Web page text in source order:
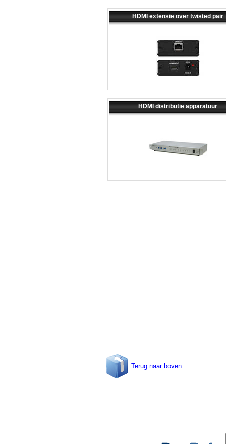
HDMI extensie over twisted pair
HDMI distributie apparatuur
Terug naar boven